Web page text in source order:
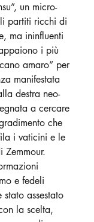
un micro-
partiti ricchi di
ma ininfluenti
i più
amaro” per
manifestata
destra neo-
a cercare
che
i vaticini e le
Zemmour.
e fedeli
assestato
la scelta,